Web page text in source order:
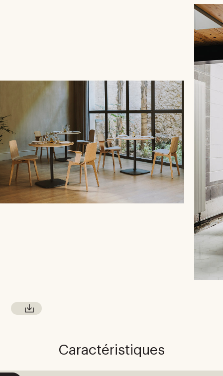
Caractéristiques